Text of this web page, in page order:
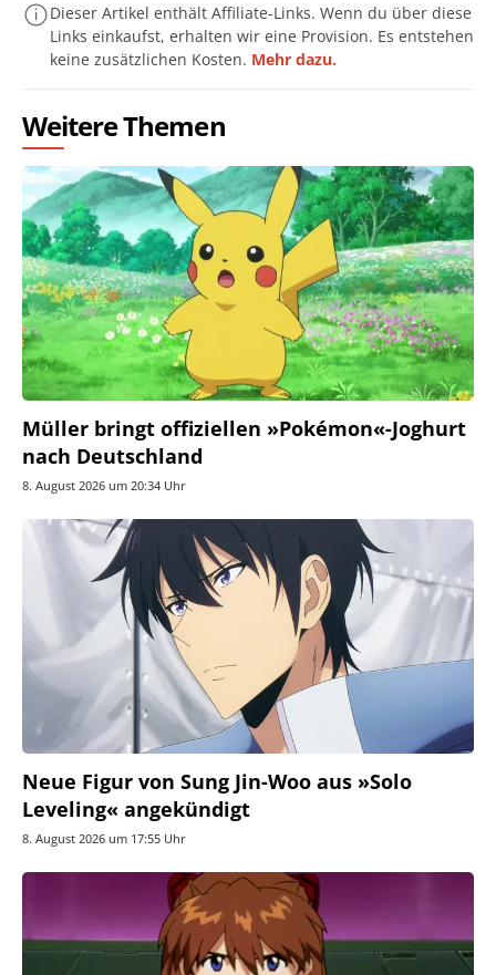
Dieser Artikel enthält Affiliate-Links. Wenn du über diese
Links einkaufst, erhalten wir eine Provision. Es entstehen
keine zusätzlichen Kosten. Mehr dazu.
Weitere Themen
Müller bringt offiziellen »Pokémon«-Joghurt
nach Deutschland
8. August 2026 um 20:34 Uhr
Neue Figur von Sung Jin-Woo aus »Solo
Leveling« angekündigt
8. August 2026 um 17:55 Uhr